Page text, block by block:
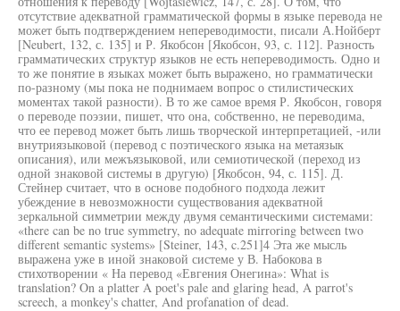
отсутствие адекватной грамматической формы в языке перевода не
может быть подтверждением непереводимости, писали А.Нойберт
[Neubert, 132, с. 135] и Р. Якобсон [Якобсон, 93, с. 112]. Разность
грамматических структур языков не есть непереводимость. Одно и
то же понятие в языках может быть выражено, но грамматически
по-разному (мы пока не поднимаем вопрос о стилистических
моментах такой разности). В то же самое время Р. Якобсон, говоря
о переводе поэзии, пишет, что она, собственно, не переводима,
что ее перевод может быть лишь творческой интерпретацией, -или
внутриязыковой (перевод с поэтического языка на метаязык
описания), или межъязыковой, или семиотической (переход из
одной знаковой системы в другую) [Якобсон, 94, с. 115]. Д.
Стейнер считает, что в основе подобного подхода лежит
убеждение в невозможности существования адекватной
зеркальной симметрии между двумя семантическими системами:
«there can be no true symmetry, no adequate mirroring between two
different semantic systems» [Steiner, 143, c.251]4 Эта же мысль
выражена уже в иной знаковой системе у В. Набокова в
стихотворении « На перевод «Евгения Онегина»: What is
translation? On a platter A poet's pale and glaring head, A parrot's
screech, a monkey's chatter, And profanation of dead.